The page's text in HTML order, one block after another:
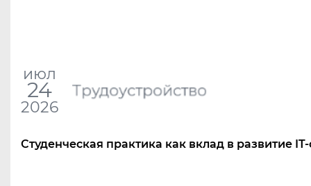
июл
24
2026
Трудоустройство
Студенческая практика как вклад в развитие